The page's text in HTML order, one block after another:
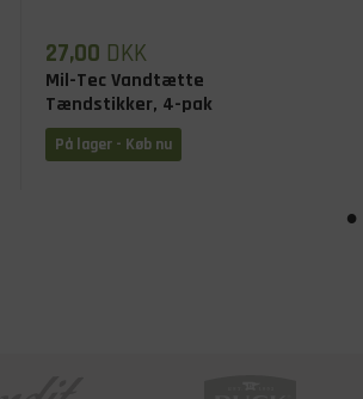
27,00 DKK
Mil-Tec Vandtætte
Tændstikker, 4-pak
På lager - Køb nu